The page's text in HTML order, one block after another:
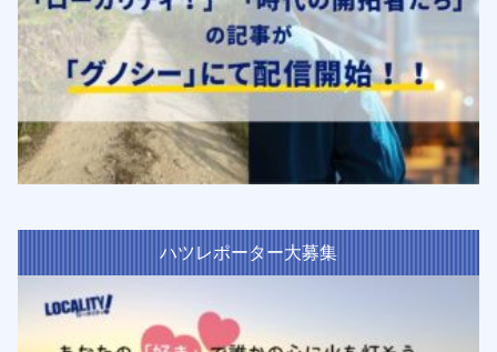
ハツレポーター大募集